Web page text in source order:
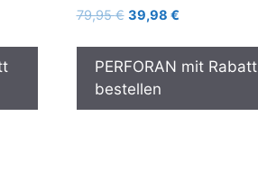
79,95€ Ursprünglicher
war:
79,95 €
39,98 €Aktueller
ist:
39,98 €.
PERFORAN mit Rabatt
bestellen